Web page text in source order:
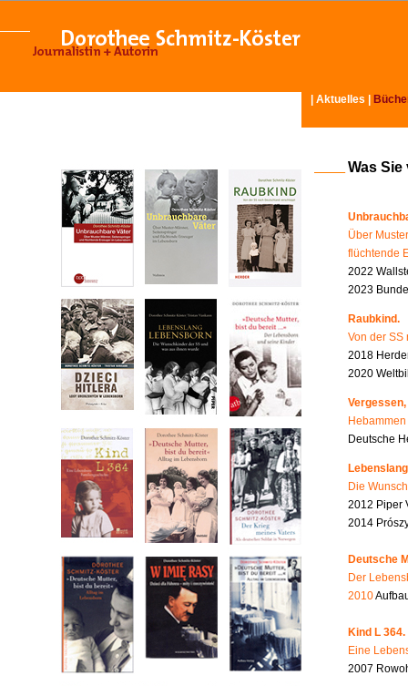
Aktuelles
Was
Über
flüchtende
2022
2023
Raubkind.
Von der SS
2018
2020
Deutsche
Die
2012 Piper
2014
Deutsche
Der
2010
Kind L 364.
Eine
2007